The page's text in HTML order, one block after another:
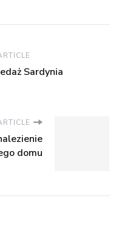
Sardynia
domu